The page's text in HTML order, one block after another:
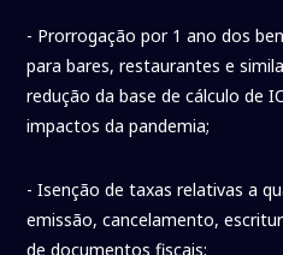
- Prorrogação por 1 ano dos
para bares, restaurantes e
redução da base de cálculo de
impactos da pandemia;
- Isenção de taxas relativas a
emissão, cancelamento,
de documentos fiscais;